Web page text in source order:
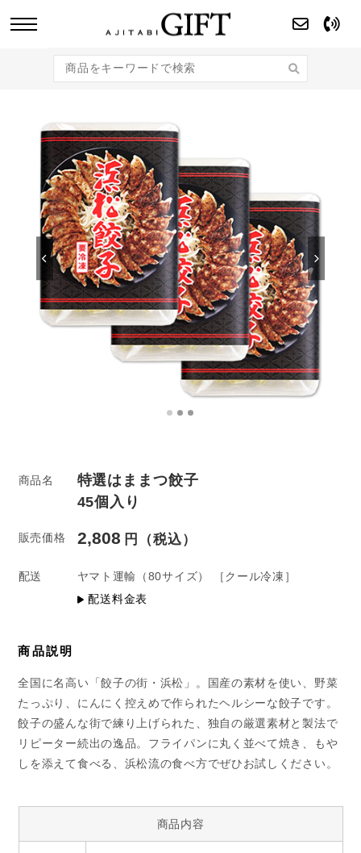
のギフト商品をご提案します。
商品名
特選はままつ餃子
45個入り
販売価格 2,808
配送 ヤマト運輸 （80サイズ）
［クール冷凍］
配送料金表
商品説明
全国に名高い「餃子の街・浜松」。国産の素材を使い、野菜
たっぷり、にんにく控えめで作られたヘルシーな餃子です。
餃子の盛んな街で練り上げられた、独自の厳選素材と製法で
リピーター続出の逸品。フライパンに丸く並べて焼き、もや
しを添えて食べる、浜松流の食べ方でぜひお試しください。
商品内容